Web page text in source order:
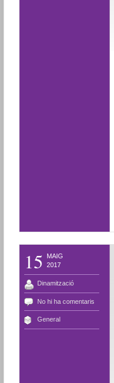
15
MAIG
2017
Dinamització
No hi ha comentaris
General